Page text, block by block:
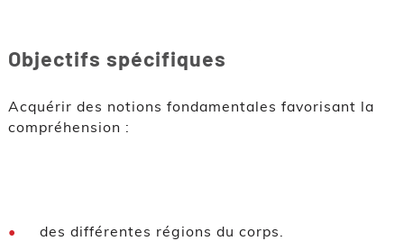
Objectifs spécifiques
Acquérir des notions fondamentales favorisant la
compréhension :
des différentes régions du corps.